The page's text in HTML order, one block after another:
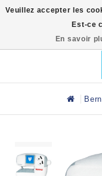
Veuillez accepter les
Est-ce
En savoir